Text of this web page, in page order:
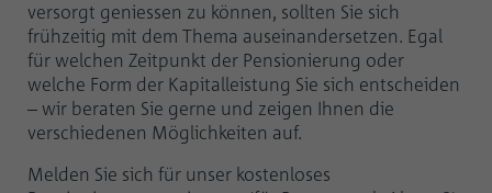
versorgt geniessen zu können, sollten Sie sich
frühzeitig mit dem Thema auseinandersetzen. Egal
für welchen Zeitpunkt der Pensionierung oder
welche Form der Kapitalleistung Sie sich entscheiden
– wir beraten Sie gerne und zeigen Ihnen die
verschiedenen Möglichkeiten auf.
Melden Sie sich für unser kostenloses